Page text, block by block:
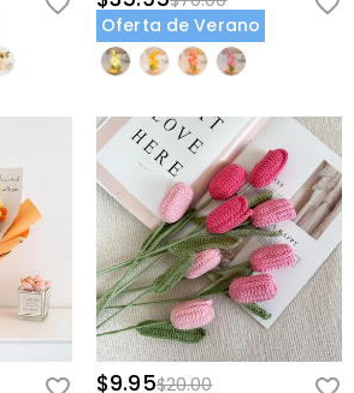
Oferta de Verano
$9.95$20.00